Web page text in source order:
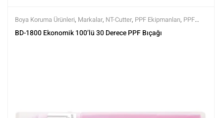
Boya Koruma Ürünleri, Markalar, NT-Cutter, PPF Ekipmanları, PPF
Kaplama Ürünleri,Tüm Ürünler,Tüm Ürünler
BD-1800 Ekonomik 100’lü 30 Derece PPF Bıçağı